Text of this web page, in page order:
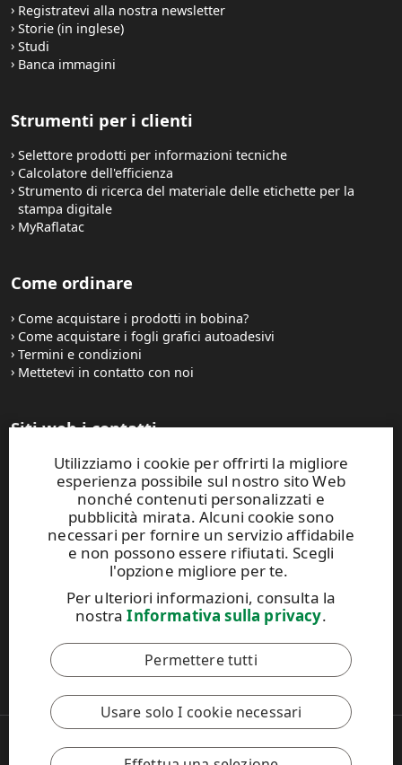
Utilizziamo i cookie per offrirti la migliore
esperienza possibile sul nostro sito Web
nonché contenuti personalizzati e
pubblicità mirata. Alcuni cookie sono
necessari per fornire un servizio affidabile
e non possono essere rifiutati. Scegli
l'opzione migliore per te.
Per ulteriori informazioni, consulta la
nostraInformativa sulla privacy.
Permettere tutti
Usare solo I cookie necessari
Registratevi alla nostra newsletter
Storie (in inglese)
Studi
Banca immagini
Strumenti per i clienti
Selettore prodotti per informazioni tecniche
Calcolatore dell'efficienza
Strumento di ricerca del materiale delle etichette per la
stampa digitale
MyRaflatac
Come ordinare
Come acquistare i prodotti in bobina?
Come acquistare i fogli grafici autoadesivi
Termini e condizioni
Mettetevi in contatto con noi
Siti web i contatti
UPM Raflatac Graphics Solutions
UPM Raflatac Office Products
UPM Raflatac Industrial Removables
Contatti
Questo sito Web è protetto da reCAPTCHA e si applicano
Informativa sulla privacy di Googlee iTermini di servizio di
Il Codice di Condotta di UPM
Copyright © 2026 UPM